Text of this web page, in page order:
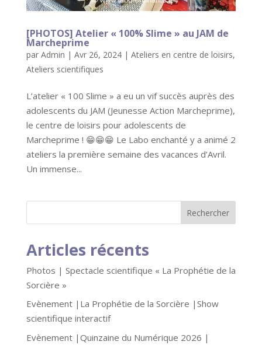
[PHOTOS] Atelier « 100% Slime » au JAM de
Marcheprime
par Admin | Avr 26, 2024| Ateliers en centre de loisirs,
Ateliers scientifiques
L’atelier « 100 Slime » a eu un vif succès auprès des
adolescents du JAM (Jeunesse Action Marcheprime),
le centre de loisirs pour adolescents de
Marcheprime ! 😁😁😁 Le Labo enchanté y a animé 2
ateliers la première semaine des vacances d’Avril.
Un immense...
Articles récents
Photos | Spectacle scientifique « La Prophétie de la
Sorcière »
Evènement |La Prophétie de la Sorcière |Show
scientifique interactif
Evènement |Quinzaine du Numérique 2026 |